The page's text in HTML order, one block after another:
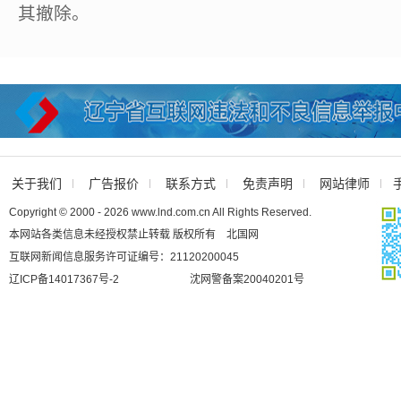
其撤除。
关于我们 广告报价 联系方式 免责声明 网站律师
Copyright © 2000 - 2026 www.lnd.com.cn All Rights Reserved.
本网站各类信息未经授权禁止转载 版权所有 北国网
互联网新闻信息服务许可证编号：21120200045
辽ICP备14017367号-2
沈网警备案20040201号